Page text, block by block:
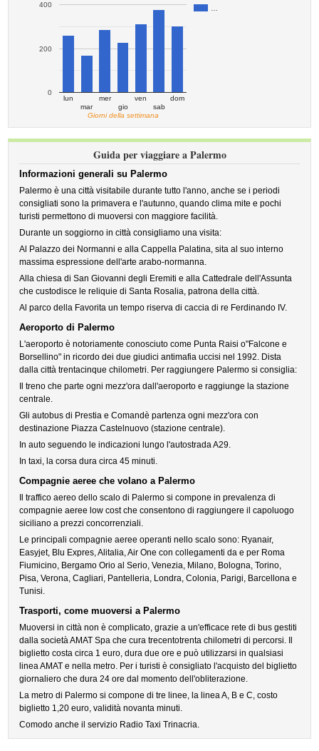
lun
mar
mer
gio
ven
sab
dom
0
200
400
Giorni della settimana
Guida per viaggiare a Palermo
Informazioni generali su Palermo
Palermo è una città visitabile durante tutto l'anno, anche se i periodi
consigliati sono la primavera e l'autunno, quando clima mite e pochi
turisti permettono di muoversi con maggiore facilità.
Durante un soggiorno in città consigliamo una visita:
Al Palazzo dei Normanni e alla Cappella Palatina, sita al suo interno
massima espressione dell'arte arabo-normanna.
Alla chiesa di San Giovanni degli Eremiti e alla Cattedrale dell'Assunta
che custodisce le reliquie di Santa Rosalia, patrona della città.
Al parco della Favorita un tempo riserva di caccia di re Ferdinando IV.
Aeroporto di Palermo
L'aeroporto è notoriamente conosciuto come Punta Raisi o"Falcone e
Borsellino" in ricordo dei due giudici antimafia uccisi nel 1992. Dista
dalla città trentacinque chilometri. Per raggiungere Palermo si consiglia:
Il treno che parte ogni mezz'ora dall'aeroporto e raggiunge la stazione
centrale.
Gli autobus di Prestia e Comandè partenza ogni mezz'ora con
destinazione Piazza Castelnuovo (stazione centrale).
In auto seguendo le indicazioni lungo l'autostrada A29.
In taxi, la corsa dura circa 45 minuti.
Compagnie aeree che volano a Palermo
Il traffico aereo dello scalo di Palermo si compone in prevalenza di
compagnie aeree low cost che consentono di raggiungere il capoluogo
siciliano a prezzi concorrenziali.
Le principali compagnie aeree operanti nello scalo sono: Ryanair,
Easyjet, Blu Expres, Alitalia, Air One con collegamenti da e per Roma
Fiumicino, Bergamo Orio al Serio, Venezia, Milano, Bologna, Torino,
Pisa, Verona, Cagliari, Pantelleria, Londra, Colonia, Parigi, Barcellona e
Tunisi.
Trasporti, come muoversi a Palermo
Muoversi in città non è complicato, grazie a un'efficace rete di bus gestiti
dalla società AMAT Spa che cura trecentotrenta chilometri di percorsi. Il
biglietto costa circa 1 euro, dura due ore e può utilizzarsi in qualsiasi
linea AMAT e nella metro. Per i turisti è consigliato l'acquisto del biglietto
giornaliero che dura 24 ore dal momento dell'obliterazione.
La metro di Palermo si compone di tre linee, la linea A, B e C, costo
biglietto 1,20 euro, validità novanta minuti.
Comodo anche il servizio Radio Taxi Trinacria.